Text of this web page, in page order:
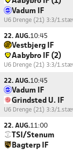
Vadum IF
U6 Drenge (21) 3:3/
22. AUG.10:45
Vestbjerg IF
Aabybro IF (2)
U6 Drenge (21) 3:3/
22. AUG.10:45
Vadum IF
Grindsted U. IF
U6 Drenge (21) 3:3/
22. AUG.11:00
TSI/Stenum
Bagterp IF